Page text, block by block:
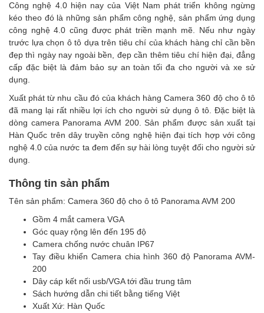
Công nghệ 4.0 hiện nay của Việt Nam phát triển không ngừng
kéo theo đó là những sản phẩm công nghệ, sản phẩm ứng dụng
công nghệ 4.0 cũng được phát triền mạnh mẽ. Nếu như ngày
trước lựa chọn ô tô dựa trên tiêu chí của khách hàng chỉ cần bền
đẹp thì ngày nay ngoài bền, đẹp cần thêm tiêu chí hiện đại, đẳng
cấp đặc biệt là đảm bảo sự an toàn tối đa cho người và xe sử
dụng.
Xuất phát từ nhu cầu đó của khách hàng Camera 360 độ cho ô tô
đã mang lại rất nhiều lợi ích cho người sử dụng ô tô. Đặc biệt là
dòng camera Panorama AVM 200. Sản phẩm được sản xuất tại
Hàn Quốc trên dây truyền công nghệ hiện đại tích hợp với công
nghệ 4.0 của nước ta đem đến sự hài lòng tuyệt đối cho người sử
dụng.
Thông tin sản phẩm
Tên sản phẩm: Camera 360 độ cho ô tô Panorama AVM 200
Gồm 4 mắt camera VGA
Góc quay rộng lên đến 195 độ
Camera chống nước chuân IP67
Tay điều khiển Camera chia hình 360 độ Panorama AVM-
200
Dây cáp kết nối usb/VGA tới đầu trung tâm
Sách hướng dẫn chi tiết bằng tiếng Việt
Xuất Xứ: Hàn Quốc